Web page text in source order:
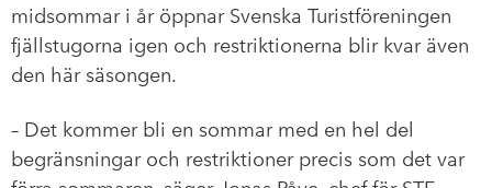
midsommar i år öppnar Svenska Turistföreningen
fjällstugorna igen och restriktionerna blir kvar även
den här säsongen.
– Det kommer bli en sommar med en hel del
begränsningar och restriktioner precis som det var